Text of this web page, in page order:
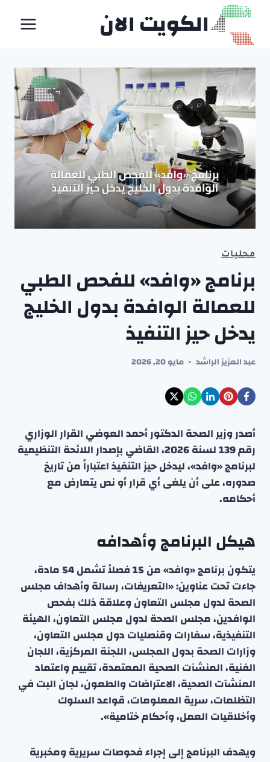
التجاوز
المحتوى
الكويت الان
محليات
برنامج «وافد» للفحص الطبي
للعمالة الوافدة بدول الخليج
يدخل حيز التنفيذ
عبد العزيز الراشد مايو 20, 2026
أصدر وزير الصحة الدكتور أحمد العوضي القرار الوزاري
رقم 139 لسنة 2026، القاضي بإصدار اللائحة التنظيمية
لبرنامج «وافد»، ليدخل حيز التنفيذ اعتباراً من تاريخ
صدوره، على أن يلغى أي قرار أو نص يتعارض مع
أحكامه.
هيكل البرنامج وأهدافه
يتكون برنامج «وافد» من 15 فصلاً تشمل 54 مادة،
جاءت تحت عناوين: «التعريفات، رسالة وأهداف مجلس
الصحة لدول مجلس التعاون وعلاقة ذلك بفحص
الوافدين، مجلس الصحة لدول مجلس التعاون، الهيئة
التنفيذية، سفارات وقنصليات دول مجلس التعاون،
وزارات الصحة بدول المجلس، اللجنة المركزية، اللجان
الفنية، المنشآت الصحية المعتمدة، تقييم واعتماد
المنشآت الصحية، الاعتراضات والطعون، لجان البت في
التظلمات، سرية المعلومات، قواعد السلوك
وأخلاقيات العمل، وأحكام ختامية».
ويهدف البرنامج إلى إجراء فحوصات سريرية ومخبرية